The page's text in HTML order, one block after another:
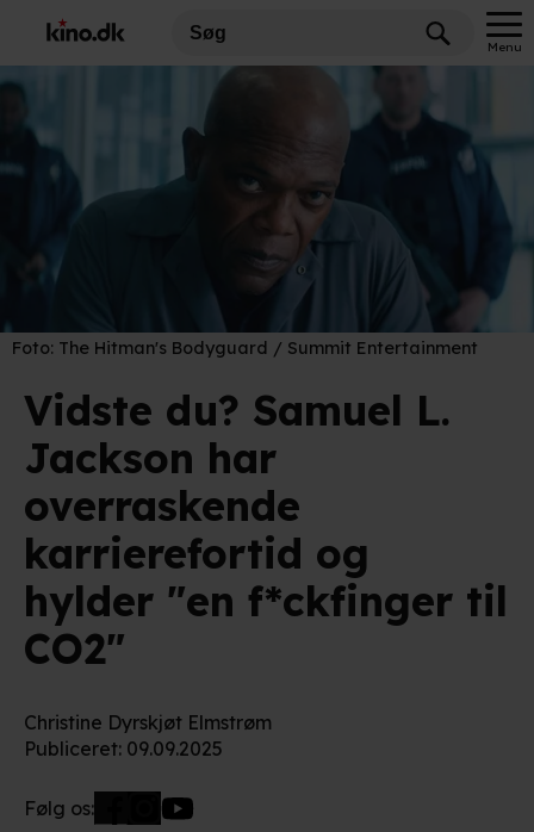
Menu
Foto: The Hitman's Bodyguard / Summit Entertainment
Vidste du? Samuel L.
Jackson har
overraskende
karrierefortid og
hylder "en f*ckfinger til
CO2"
Christine Dyrskjøt Elmstrøm
Publiceret: 09.09.2025
Følg os: